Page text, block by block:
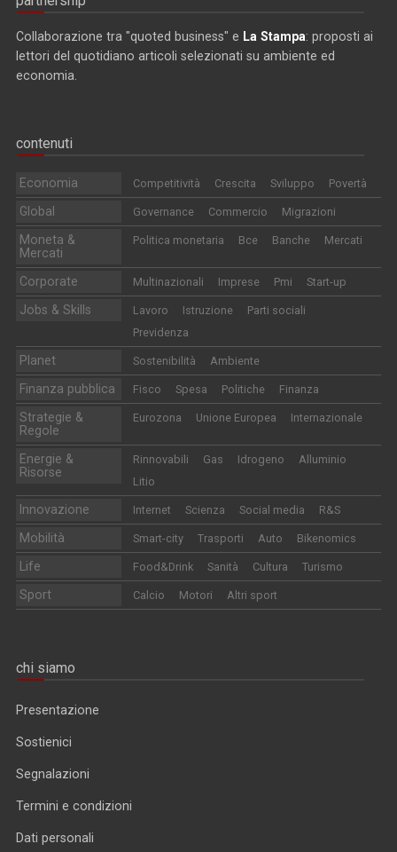
Collaborazione tra "quoted business" e La Stampa: proposti ai
lettori del quotidiano articoli selezionati su ambiente ed
economia.
contenuti
Economia Competitività Crescita Sviluppo Povertà
Global Governance Commercio Migrazioni
Moneta &
Mercati
Politica monetaria Bce Banche Mercati
Corporate Multinazionali Imprese Pmi Start-up
Jobs & Skills Lavoro Istruzione
Parti sociali
Previdenza
Planet Sostenibilità Ambiente
Finanza pubblica Fisco Spesa Politiche Finanza
Strategie &
Regole
Eurozona Unione Europea Internazionale
Energie &
Risorse
Rinnovabili Gas Idrogeno
Alluminio
Litio
Innovazione Internet Scienza Social media R&S
Mobilità Smart-city Trasporti Auto Bikenomics
Life Food&Drink Sanità Cultura Turismo
Sport Calcio Motori Altri sport
chi siamo
Presentazione
Sostienici
Segnalazioni
Termini e condizioni
Dati personali